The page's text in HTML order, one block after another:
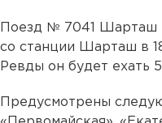
Поезд № 7041 Шарташ
со станции Шарташ в
Ревды он будет ехать
Предусмотрены